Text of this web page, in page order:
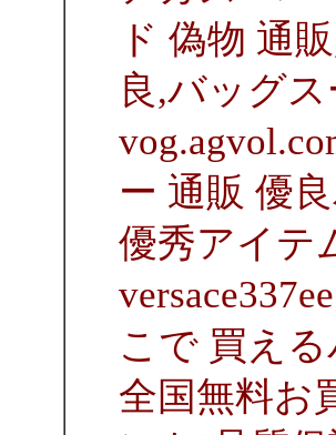
ド 偽物 通
良,バッグ
ー 通販 優
優秀アイテ
こで 買え
全国無料お